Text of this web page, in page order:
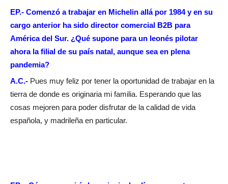
EP.- Comenzó a trabajar en Michelin allá por 1984 y en su
cargo anterior ha sido director comercial B2B para
América del Sur. ¿Qué supone para un leonés pilotar
ahora la filial de su país natal, aunque sea en plena
pandemia?
A.C.- Pues muy feliz por tener la oportunidad de trabajar en la
tierra de donde es originaria mi familia. Esperando que las
cosas mejoren para poder disfrutar de la calidad de vida
española, y madrileña en particular.